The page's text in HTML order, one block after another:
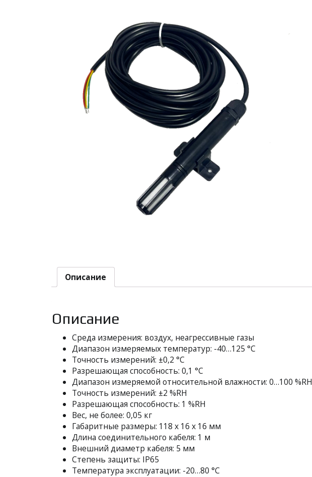
Описание
Описание
Среда измерения: воздух, неагрессивные газы
Диапазон измеряемых температур: -40…125 °С
Точность измерений: ±0,2 °С
Разрешающая способность: 0,1 °С
Диапазон измеряемой относительной влажности: 0…100 %RH
Точность измерений: ±2 %RH
Разрешающая способность: 1 %RH
Вес, не более: 0,05 кг
Габаритные размеры: 118 х 16 х 16 мм
Длина соединительного кабеля: 1 м
Внешний диаметр кабеля: 5 мм
Степень защиты: IP65
Температура эксплуатации: -20…80 °С